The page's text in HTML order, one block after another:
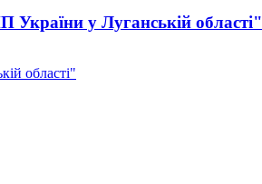
у Луганській області"
області"